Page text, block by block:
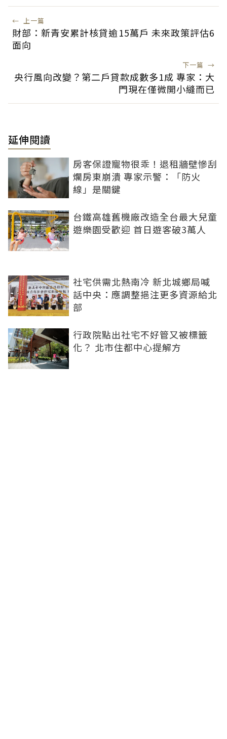
← 上一篇
財部：新青安累計核貸逾15萬戶 未來政策評估6
面向
下一篇 →
央行風向改變？第二戶貸款成數多1成 專家：大
門現在僅微開小縫而已
延伸閱讀
房客保證寵物很乖！退租牆壁慘刮
爛房東崩潰 專家示警：「防火
線」是關鍵
台鐵高雄舊機廠改造全台最大兒童
遊樂園受歡迎 首日遊客破3萬人
社宅供需北熱南冷 新北城鄉局喊
話中央：應調整挹注更多資源給北
部
行政院點出社宅不好管又被標籤
化？ 北市住都中心提解方